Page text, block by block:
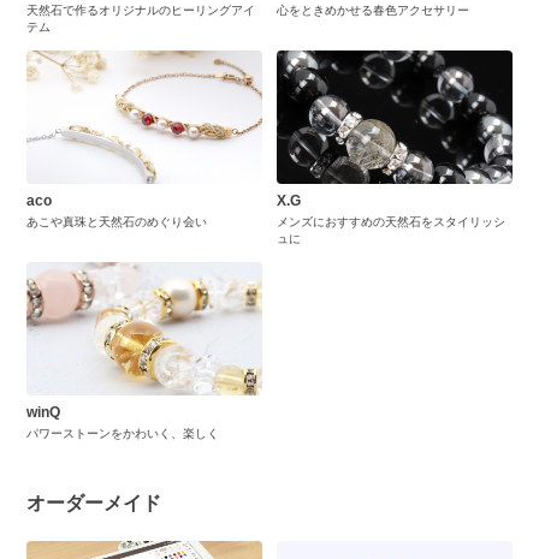
天然石で作るオリジナルのヒーリングアイ
テム
心をときめかせる春色アクセサリー
aco
あこや真珠と天然石のめぐり会い
X.G
メンズにおすすめの天然石をスタイリッシ
ュに
winQ
パワーストーンをかわいく、楽しく
オーダーメイド